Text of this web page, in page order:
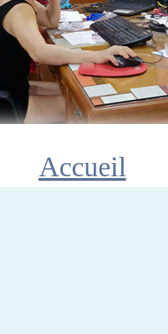
Accueil